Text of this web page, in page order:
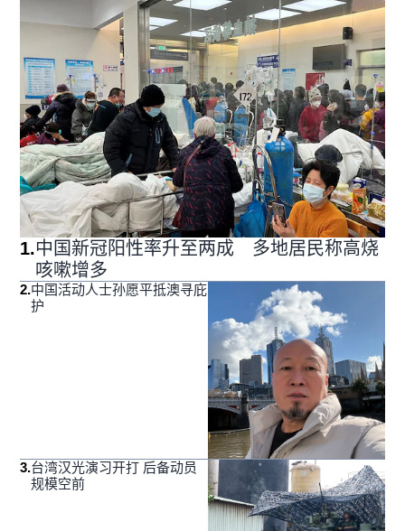
1.中国新冠阳性率升至两成 多地居民称高烧
咳嗽增多
2.中国活动人士孙愿平抵澳寻庇
护
3.台湾汉光演习开打 后备动员
规模空前